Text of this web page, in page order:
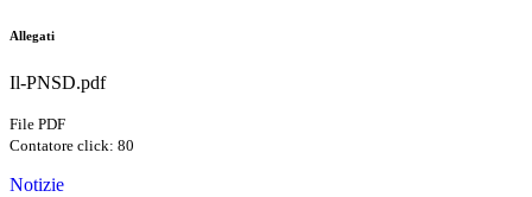
Allegati
Il-PNSD.pdf
File PDF
Contatore click: 80
Notizie